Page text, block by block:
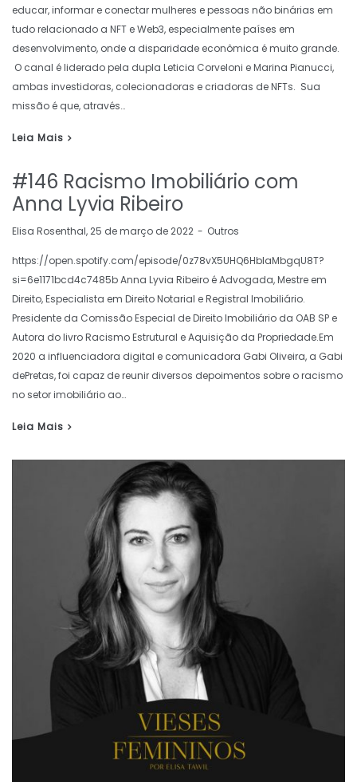
educar, informar e conectar mulheres e pessoas não binárias em
tudo relacionado a NFT e Web3, especialmente países em
desenvolvimento, onde a disparidade econômica é muito grande.
O canal é liderado pela dupla Leticia Corveloni e Marina Pianucci,
ambas investidoras, colecionadoras e criadoras de NFTs. Sua
missão é que, através…
Leia Mais
#146 Racismo Imobiliário com
Anna Lyvia Ribeiro
by
Elisa Rosenthal 25 de março de 2022 Outros
https://open.spotify.com/episode/0z78vX5UHQ6HbIaMbgqU8T?
si=6e1171bcd4c7485b Anna Lyvia Ribeiro é Advogada, Mestre em
Direito, Especialista em Direito Notarial e Registral Imobiliário.
Presidente da Comissão Especial de Direito Imobiliário da OAB SP e
Autora do livro Racismo Estrutural e Aquisição da Propriedade.Em
2020 a influenciadora digital e comunicadora Gabi Oliveira, a Gabi
dePretas, foi capaz de reunir diversos depoimentos sobre o racismo
no setor imobiliário ao…
Leia Mais